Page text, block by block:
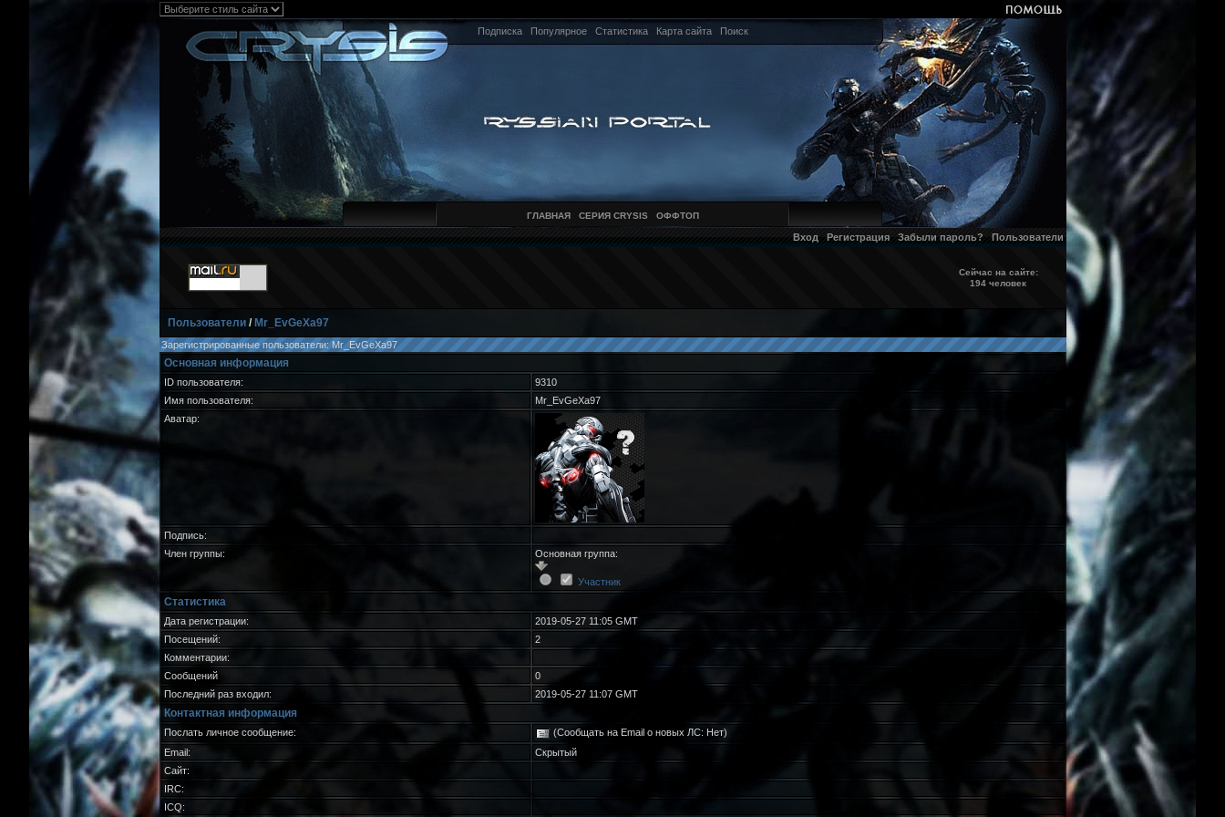
Подписка Популярное Статистика Карта сайта Поиск
ГЛАВНАЯ СЕРИЯ CRYSIS ОФФТОП
Вход Регистрация Забыли пароль? Пользователи
Сейчас на сайте:
194 человек
Пользователи/ Mr_EvGeXa97
Зарегистрированные пользователи: Mr_EvGeXa97
Основная информация
ID пользователя:
9310
Имя пользователя:
Mr_EvGeXa97
Аватар:
Подпись:
Член группы:
Основная группа:
Участник
Статистика
Дата регистрации:
2019-05-27 11:05 GMT
Посещений:
2
Комментарии:
Сообщений
0
Последний раз входил:
2019-05-27 11:07 GMT
Контактная информация
Послать личное сообщение:
(Сообщать на Email о новых ЛС: Нет)
Email:
Скрытый
Сайт:
IRC:
ICQ: